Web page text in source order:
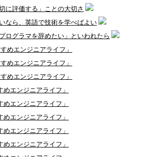
に評価する」ことの大切さ
なら、英語で技術を学べばよい
ログラマを辞めたい」といわれたら
めエンジニアライフ」
めエンジニアライフ」
めエンジニアライフ」
エンジニアライフ」
エンジニアライフ」
エンジニアライフ」
エンジニアライフ」
エンジニアライフ」